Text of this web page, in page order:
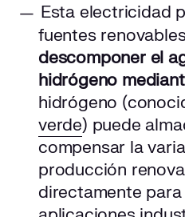
Esta electricidad
fuentes
descomponer el
hidrógeno
hidrógeno
verde) puede
compensar la
producción
directamente